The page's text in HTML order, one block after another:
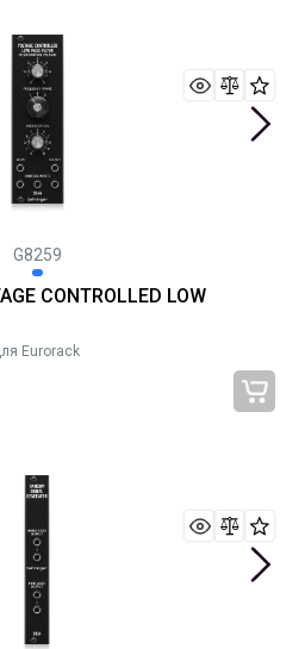
G8259
CONTROLLED LOW
Eurorack